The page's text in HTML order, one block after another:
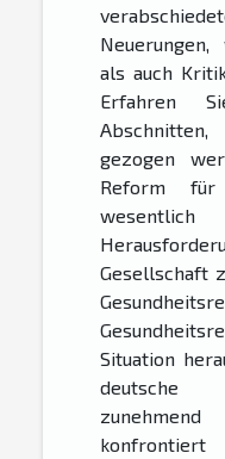
als auch
Erfahren
Abschnitten,
gezogen
Reform für
Gesellschaft
Situation
deutsche